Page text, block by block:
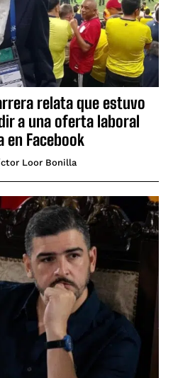
relata que estuvo
a una oferta laboral
en Facebook
Loor Bonilla